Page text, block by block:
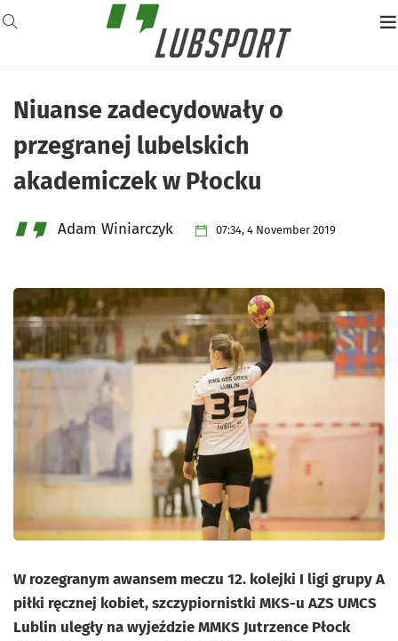
Niuanse zadecydowały o
przegranej lubelskich
akademiczek w Płocku
Adam Winiarczyk 07:34, 4 November 2019
W rozegranym awansem meczu 12. kolejki I ligi grupy A
piłki ręcznej kobiet, szczypiornistki MKS-u AZS UMCS
Lublin uległy na wyjeździe MMKS Jutrzence Płock